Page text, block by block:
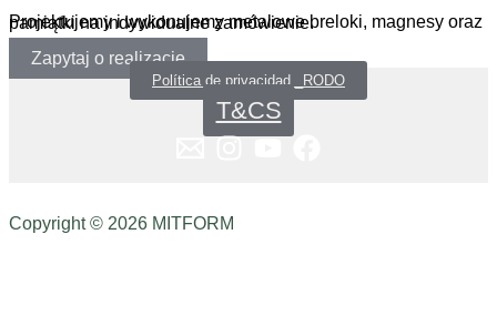
Projektujemy i wykonujemy metalowe breloki, magnesy oraz pamiątki na indywidualne zamówienie.
Zapytaj o realizację
Política de privacidad _RODO
T&CS
Copyright © 2026 MITFORM